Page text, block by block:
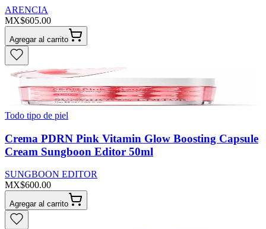
ARENCIA
MX$605.00
Agregar al carrito
Todo tipo de piel
Crema PDRN Pink Vitamin Glow Boosting Capsule
Cream Sungboon Editor 50ml
SUNGBOON EDITOR
MX$600.00
Agregar al carrito